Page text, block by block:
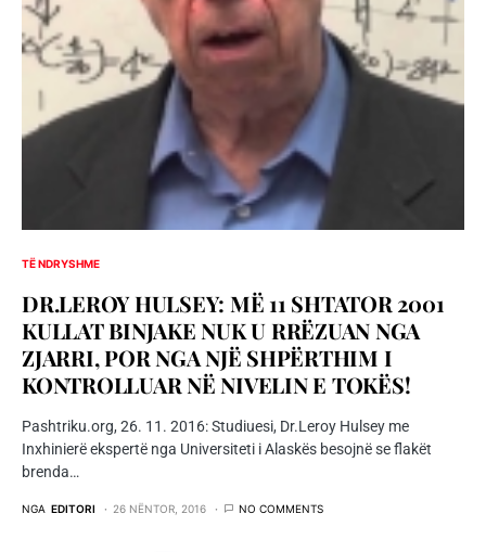
TË NDRYSHME
DR.LEROY HULSEY: MË 11 SHTATOR 2001
KULLAT BINJAKE NUK U RRËZUAN NGA
ZJARRI, POR NGA NJË SHPËRTHIM I
KONTROLLUAR NË NIVELIN E TOKËS!
Pashtriku.org, 26. 11. 2016: Studiuesi, Dr.Leroy Hulsey me
Inxhinierë ekspertë nga Universiteti i Alaskës besojnë se flakët
brenda…
NGA EDITORI 26 NËNTOR, 2016 NO COMMENTS